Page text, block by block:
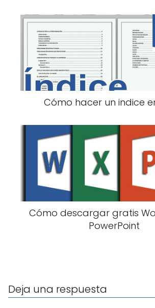
Cómo hacer un indice
Cómo descargar gratis
PowerPoint
Deja una respuesta